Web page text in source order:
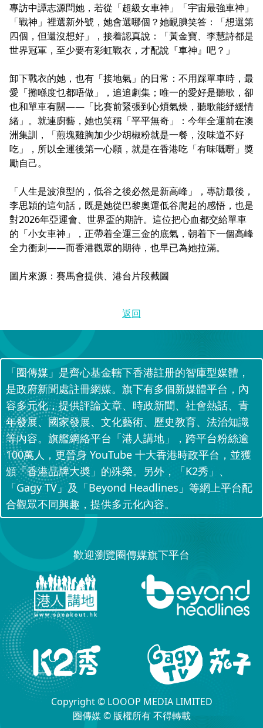
專訪中譚志源問她，若從「超級女車神」「宇宙最強車神」
「戰神」裡選新外號，她會選哪個？她靦腆笑答：「想選第
四個，但還沒想好」，接着認真說：「黃金寶、李慧詩都是
世界冠軍，至少要有彩虹戰衣，才配說『車神』吧？」
卸下戰衣的她，也有「接地氣」的日常：不用踩單車時，最
愛「攤喺度乜都唔做」，追追劇集；唯一的愛好是聽歌，卻
也和單車有關——「比賽前緊張到心煩氣燥，聽歌能紓緩情
緒」。就連廚藝，她也笑稱「平平無奇」：今年全運前在澳
洲集訓，「煎塊雞胸加少少胡椒粉就是一餐，沒味道不好
吃」，所以全運後第一心願，就是在香港吃「有味嘅嘢」獎
勵自己。
「人生是波浪型的，低谷之後必然是新高峰」，專訪最後，
李思穎的這句話，既是她從巴黎奧運低谷爬起的感悟，也是
對2026年亞運會、世界盃的期許。這位把心血都交給單車
的「小女車神」，正帶着全運三金的底氣，朝着下一個高峰
全力衝刺——而香港觀眾的期待，也早已為她拉滿。
圖片來源：賽馬會提供、港台片段截圖
返回
「圈傳媒」是齊心基金轄下香港註册的智庫型媒體，
是政府新聞處註冊網媒。旗下有多個新媒體平台，內
容多元化，提供評論文章、時政新聞、社會熱話、青
年發展、國家發展、文化藝術、歷史教育、法治知識
等內容。旗艦網絡平台「港人講地」，跨平台粉絲逾
100萬人，更晉身 YouTube 十大香港時政平台，並獲
頒「香港品牌大奬」的殊榮。另外，「K2秀」、
「Gagy TV」及「Beyond Headlines」等網上平台配
合觀眾不同興趣，提供多元化內容。
歡迎瀏覽圈傳媒旗下平台
Copyright © LOOOP MEDIA LIMITED
圈傳媒 © 版權所有 不得轉載